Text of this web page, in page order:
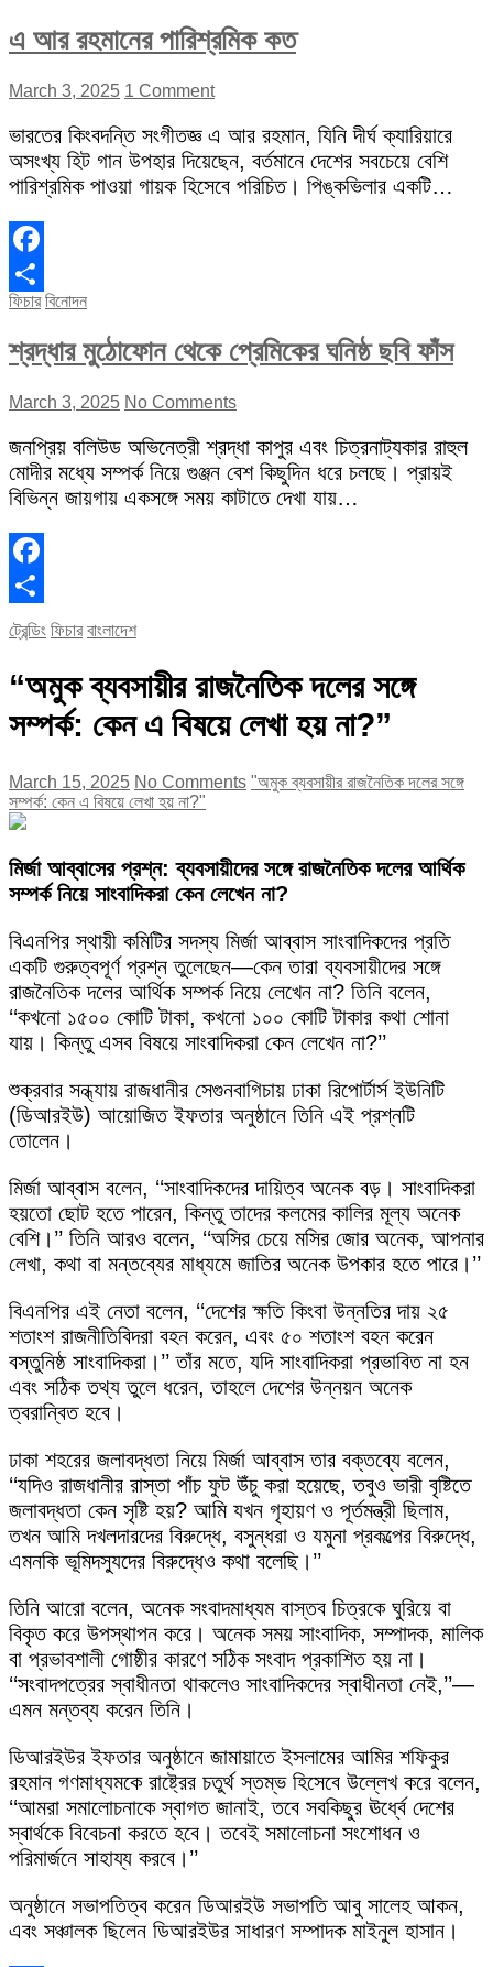
এ আর রহমানের পারিশ্রমিক কত
March 3, 2025 1 Comment
ভারতের কিংবদন্তি সংগীতজ্ঞ এ আর রহমান, যিনি দীর্ঘ ক্যারিয়ারে
অসংখ্য হিট গান উপহার দিয়েছেন, বর্তমানে দেশের সবচেয়ে বেশি
পারিশ্রমিক পাওয়া গায়ক হিসেবে পরিচিত। পিঙ্কভিলার একটি…
Facebook
Share
ফিচার বিনোদন
শ্রদ্ধার মুঠোফোন থেকে প্রেমিকের ঘনিষ্ঠ ছবি ফাঁস
March 3, 2025 No Comments
জনপ্রিয় বলিউড অভিনেত্রী শ্রদ্ধা কাপুর এবং চিত্রনাট্যকার রাহুল
মোদীর মধ্যে সম্পর্ক নিয়ে গুঞ্জন বেশ কিছুদিন ধরে চলছে। প্রায়ই
বিভিন্ন জায়গায় একসঙ্গে সময় কাটাতে দেখা যায়…
Facebook
Share
ট্রেন্ডিং ফিচার বাংলাদেশ
“অমুক ব্যবসায়ীর রাজনৈতিক দলের সঙ্গে
সম্পর্ক: কেন এ বিষয়ে লেখা হয় না?”
March 15, 2025 No Comments "অমুক ব্যবসায়ীর রাজনৈতিক দলের সঙ্গে
সম্পর্ক: কেন এ বিষয়ে লেখা হয় না?"
মির্জা আব্বাসের প্রশ্ন: ব্যবসায়ীদের সঙ্গে রাজনৈতিক দলের আর্থিক
সম্পর্ক নিয়ে সাংবাদিকরা কেন লেখেন না?
বিএনপির স্থায়ী কমিটির সদস্য মির্জা আব্বাস সাংবাদিকদের প্রতি
একটি গুরুত্বপূর্ণ প্রশ্ন তুলেছেন—কেন তারা ব্যবসায়ীদের সঙ্গে
রাজনৈতিক দলের আর্থিক সম্পর্ক নিয়ে লেখেন না? তিনি বলেন,
‘‘কখনো ১৫০০ কোটি টাকা, কখনো ১০০ কোটি টাকার কথা শোনা
যায়। কিন্তু এসব বিষয়ে সাংবাদিকরা কেন লেখেন না?’’
শুক্রবার সন্ধ্যায় রাজধানীর সেগুনবাগিচায় ঢাকা রিপোর্টার্স ইউনিটি
(ডিআরইউ) আয়োজিত ইফতার অনুষ্ঠানে তিনি এই প্রশ্নটি
তোলেন।
মির্জা আব্বাস বলেন, ‘‘সাংবাদিকদের দায়িত্ব অনেক বড়। সাংবাদিকরা
হয়তো ছোট হতে পারেন, কিন্তু তাদের কলমের কালির মূল্য অনেক
বেশি।’’ তিনি আরও বলেন, ‘‘অসির চেয়ে মসির জোর অনেক, আপনার
লেখা, কথা বা মন্তব্যের মাধ্যমে জাতির অনেক উপকার হতে পারে।’’
বিএনপির এই নেতা বলেন, ‘‘দেশের ক্ষতি কিংবা উন্নতির দায় ২৫
শতাংশ রাজনীতিবিদরা বহন করেন, এবং ৫০ শতাংশ বহন করেন
বস্তুনিষ্ঠ সাংবাদিকরা।’’ তাঁর মতে, যদি সাংবাদিকরা প্রভাবিত না হন
এবং সঠিক তথ্য তুলে ধরেন, তাহলে দেশের উন্নয়ন অনেক
ত্বরান্বিত হবে।
ঢাকা শহরের জলাবদ্ধতা নিয়ে মির্জা আব্বাস তার বক্তব্যে বলেন,
‘‘যদিও রাজধানীর রাস্তা পাঁচ ফুট উঁচু করা হয়েছে, তবুও ভারী বৃষ্টিতে
জলাবদ্ধতা কেন সৃষ্টি হয়? আমি যখন গৃহায়ণ ও পূর্তমন্ত্রী ছিলাম,
তখন আমি দখলদারদের বিরুদ্ধে, বসুন্ধরা ও যমুনা প্রকল্পের বিরুদ্ধে,
এমনকি ভূমিদস্যুদের বিরুদ্ধেও কথা বলেছি।’’
তিনি আরো বলেন, অনেক সংবাদমাধ্যম বাস্তব চিত্রকে ঘুরিয়ে বা
বিকৃত করে উপস্থাপন করে। অনেক সময় সাংবাদিক, সম্পাদক, মালিক
বা প্রভাবশালী গোষ্ঠীর কারণে সঠিক সংবাদ প্রকাশিত হয় না।
‘‘সংবাদপত্রের স্বাধীনতা থাকলেও সাংবাদিকদের স্বাধীনতা নেই,’’—
এমন মন্তব্য করেন তিনি।
ডিআরইউর ইফতার অনুষ্ঠানে জামায়াতে ইসলামের আমির শফিকুর
রহমান গণমাধ্যমকে রাষ্ট্রের চতুর্থ স্তম্ভ হিসেবে উল্লেখ করে বলেন,
‘‘আমরা সমালোচনাকে স্বাগত জানাই, তবে সবকিছুর ঊর্ধ্বে দেশের
স্বার্থকে বিবেচনা করতে হবে। তবেই সমালোচনা সংশোধন ও
পরিমার্জনে সাহায্য করবে।’’
অনুষ্ঠানে সভাপতিত্ব করেন ডিআরইউ সভাপতি আবু সালেহ আকন,
এবং সঞ্চালক ছিলেন ডিআরইউর সাধারণ সম্পাদক মাইনুল হাসান।